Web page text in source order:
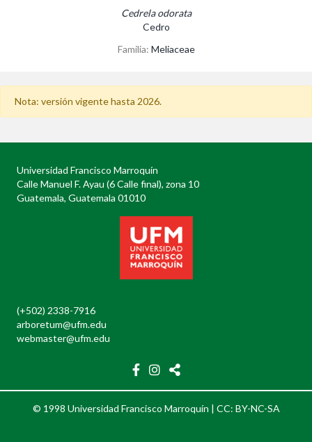
Cedrela odorata
Cedro
Familia: Meliaceae
Nota: versión vigente hasta 2026.
Universidad Francisco Marroquín
Calle Manuel F. Ayau (6 Calle final), zona 10
Guatemala, Guatemala 01010
(+502) 2338-7916
arboretum@ufm.edu
webmaster@ufm.edu
© 1998 Universidad Francisco Marroquín | CC: BY-NC-SA